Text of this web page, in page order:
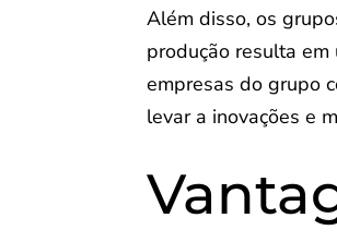
Além disso, os
produção resulta
empresas do grupo
levar a inovações e